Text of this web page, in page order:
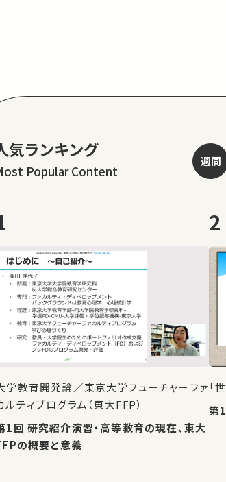
気ランキング
Popular Content
週間
学教育開発論／東京大学フューチャーファ
ルティプログラム（東大FFP）
介演習・高等教育の現在、東大
の概要と意義
2
「